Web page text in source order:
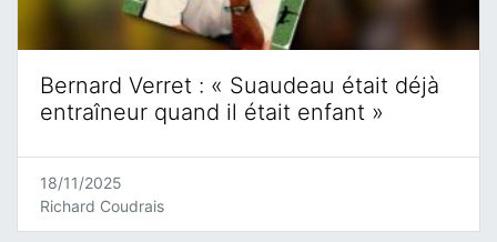
Bernard Verret : « Suaudeau était déjà
entraîneur quand il était enfant »
18/11/2025
Richard Coudrais